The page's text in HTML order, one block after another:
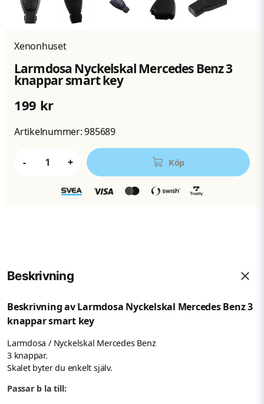
Xenonhuset
Larmdosa Nyckelskal Mercedes Benz 3
knappar smart key
199 kr
Artikelnummer:985689
- + Köp
Beskrivning
Beskrivning av Larmdosa Nyckelskal Mercedes Benz 3
knappar smart key
Larmdosa / Nyckelskal Mercedes Benz
3 knappar.
Skalet byter du enkelt själv.
Passar b la till: